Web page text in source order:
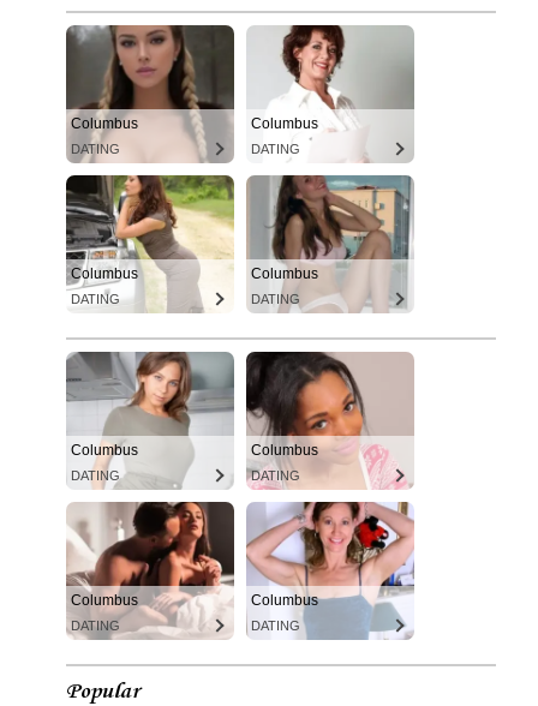
Columbus
DATING
Columbus
DATING
Columbus
DATING
Columbus
DATING
Columbus
DATING
Columbus
DATING
Columbus
DATING
Columbus
DATING
Popular